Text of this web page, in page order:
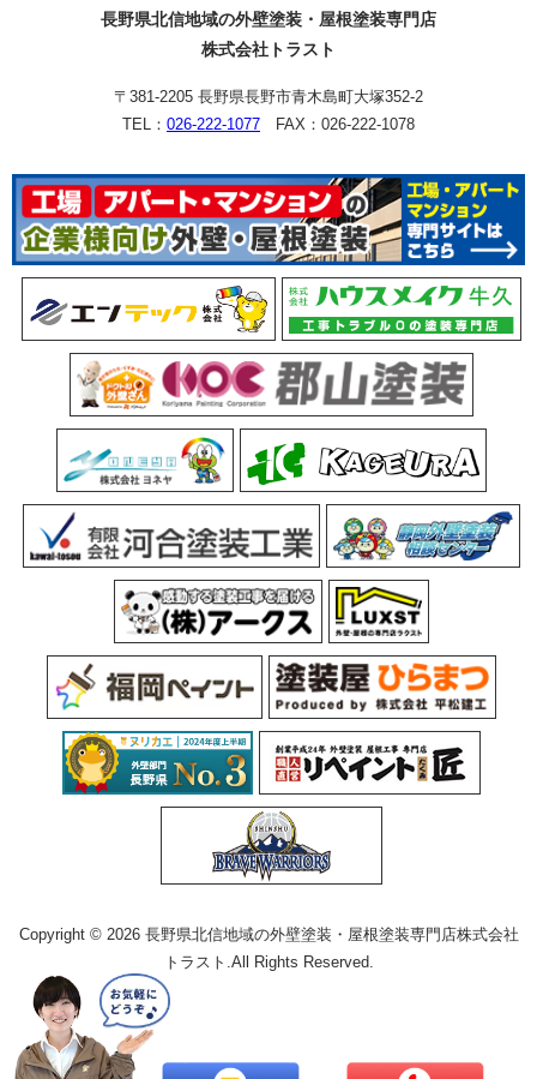
長野県北信地域の外壁塗装・屋根塗装専門店
株式会社トラスト
〒381-2205 長野県長野市青木島町大塚352-2
TEL： 026-222-1077 FAX：026-222-1078
Copyright © 2026 長野県北信地域の外壁塗装・屋根塗装専門店株式会社
トラスト.All Rights Reserved.